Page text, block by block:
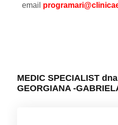
email
MEDIC SPECIALIST
GEORGIANA -